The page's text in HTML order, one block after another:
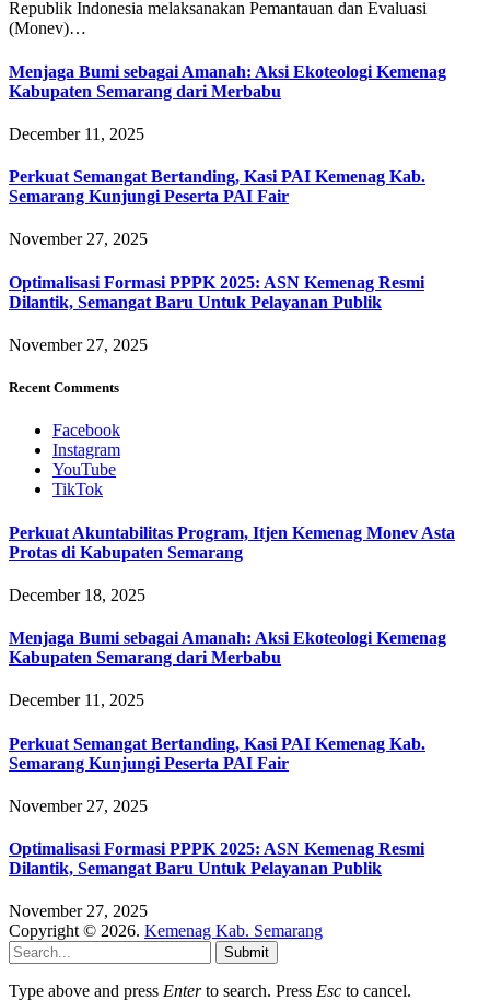
Republik Indonesia melaksanakan Pemantauan dan Evaluasi
(Monev)…
Menjaga Bumi sebagai Amanah: Aksi Ekoteologi Kemenag
Kabupaten Semarang dari Merbabu
December 11, 2025
Perkuat Semangat Bertanding, Kasi PAI Kemenag Kab.
Semarang Kunjungi Peserta PAI Fair
November 27, 2025
Optimalisasi Formasi PPPK 2025: ASN Kemenag Resmi
Dilantik, Semangat Baru Untuk Pelayanan Publik
November 27, 2025
Recent Comments
Facebook
Instagram
YouTube
TikTok
Perkuat Akuntabilitas Program, Itjen Kemenag Monev Asta
Protas di Kabupaten Semarang
December 18, 2025
Menjaga Bumi sebagai Amanah: Aksi Ekoteologi Kemenag
Kabupaten Semarang dari Merbabu
December 11, 2025
Perkuat Semangat Bertanding, Kasi PAI Kemenag Kab.
Semarang Kunjungi Peserta PAI Fair
November 27, 2025
Optimalisasi Formasi PPPK 2025: ASN Kemenag Resmi
Dilantik, Semangat Baru Untuk Pelayanan Publik
November 27, 2025
Copyright © 2026. Kemenag Kab. Semarang
Submit
Type above and press Enterto search. Press Esc to cancel.